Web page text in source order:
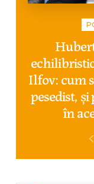
Ilfov: cum
pesedist,
în